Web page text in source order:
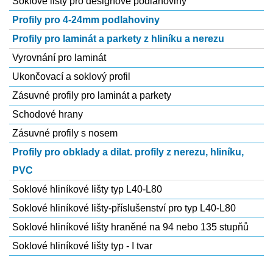
Profily pro 4-24mm podlahoviny
Profily pro laminát a parkety z hliníku a nerezu
Vyrovnání­ pro laminát
Ukončovací a soklový profil
Zásuvné profily pro laminát a parkety
Schodové hrany
Zásuvné profily s nosem
Profily pro obklady a dilat. profily z nerezu, hliníku,
PVC
Soklové hliníkové lišty typ L40-L80
Soklové hliníkové lišty-příslušenství pro typ L40-L80
Soklové hliníkové lišty hraněné na 94 nebo 135 stupňů
Soklové hliníkové lišty typ - I tvar